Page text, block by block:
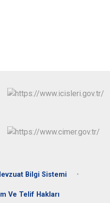
Bilgi Sistemi
Ve Telif Hakları